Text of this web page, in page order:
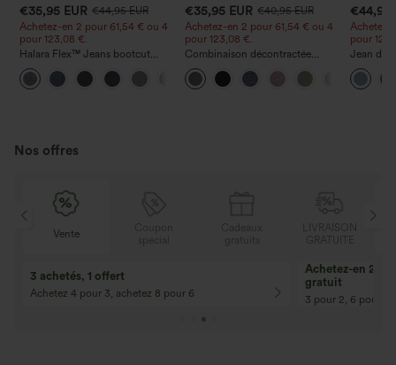
€35,95 EUR €44,95 EUR
Achetez-en 2 pour 61,54 € ou 4
pour 123,08 €.
Halara Flex™ Jeans bootcut
décontractés taille haute, effet
délavé, avec poches
€35,95 EUR €40,95 EUR
Achetez-en 2 pour 61,54 € ou 4
pour 123,08 €.
Combinaison décontractée
chinée à bretelles réglables,
fronces et jambes larges, avec
poches — facile comme tout
€44,95
Achetez-
pour
Jean
à
poches
Nos offres
Coupon
spécial
10% de réduction
Pour toute commande de 107,00 € et
plus ! Code : Aug2026
12% de réduction
Pour toute
plus ! Code :